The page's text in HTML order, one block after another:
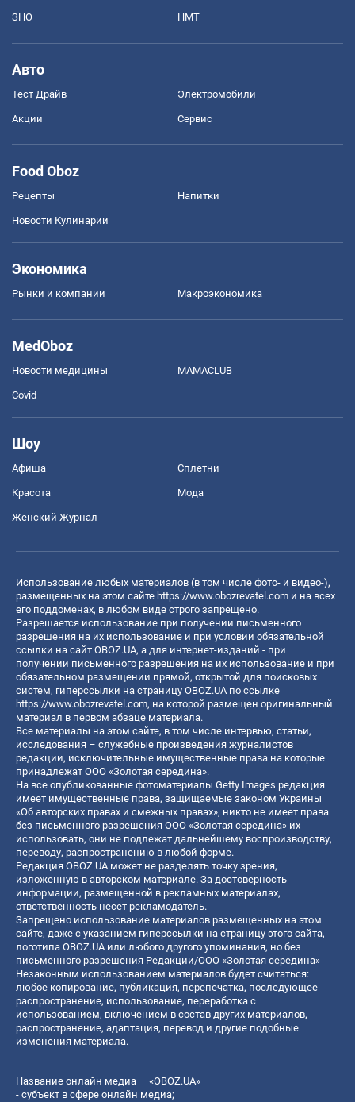
ЗНО НМТ
Авто
Тест Драйв Электромобили
Акции Сервис
Food Oboz
Рецепты Напитки
Новости Кулинарии
Экономика
Рынки и компании Mакроэкономика
MedOboz
Новости медицины MAMACLUB
Covid
Шоу
Афиша Сплетни
Красота Мода
Женский Журнал
Использование любых материалов (в том числе фото- и видео-),
размещенных на этом сайте https://www.obozrevatel.com и на всех
его поддоменах, в любом виде строго запрещено.
Разрешается использование при получении письменного
разрешения на их использование и при условии обязательной
ссылки на сайт OBOZ.UA, а для интернет-изданий - при
получении письменного разрешения на их использование и при
обязательном размещении прямой, открытой для поисковых
систем, гиперссылки на страницу OBOZ.UA по ссылке
https://www.obozrevatel.com, на которой размещен оригинальный
материал в первом абзаце материала.
Все материалы на этом сайте, в том числе интервью, статьи,
исследования – служебные произведения журналистов
редакции, исключительные имущественные права на которые
принадлежат ООО «Золотая середина».
На все опубликованные фотоматериалы Getty Images редакция
имеет имущественные права, защищаемые законом Украины
«Об авторских правах и смежных правах», никто не имеет права
без письменного разрешения ООО «Золотая середина» их
использовать, они не подлежат дальнейшему воспроизводству,
переводу, распространению в любой форме.
Редакция OBOZ.UA может не разделять точку зрения,
изложенную в авторском материале. За достоверность
информации, размещенной в рекламных материалах,
ответственность несет рекламодатель.
Запрещено использование материалов размещенных на этом
сайте, даже с указанием гиперссылки на страницу этого сайта,
логотипа OBOZ.UA или любого другого упоминания, но без
письменного разрешения Редакции/ООО «Золотая середина»
Незаконным использованием материалов будет считаться:
любое копирование, публикация, перепечатка, последующее
распространение, использование, переработка с
использованием, включением в состав других материалов,
распространение, адаптация, перевод и другие подобные
изменения материала.
Название онлайн медиа — «OBOZ.UA»
- субъект в сфере онлайн медиа;